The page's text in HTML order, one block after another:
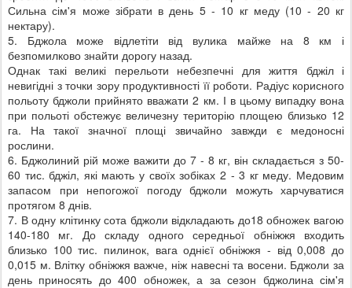
Сильна сім'я може зібрати в день 5 - 10 кг меду (10 - 20 кг
нектару).
5. Бджола може відлетіти від вулика майже на 8 км і
безпомилково знайти дорогу назад.
Однак такі великі перельоти небезпечні для життя бджіл і
невигідні з точки зору продуктивності її роботи. Радіус корисного
польоту бджоли прийнято вважати 2 км. І в цьому випадку вона
при польоті обстежує величезну територію площею близько 12
га. На такої значної площі звичайно завжди є медоносні
рослини.
6. Бджолиний рій може важити до 7 - 8 кг, він складається з 50-
60 тис. бджіл, які мають у своїх зобіках 2 - 3 кг меду. Медовим
запасом при непогожої погоду бджоли можуть харчуватися
протягом 8 днів.
7. В одну клітинку сота бджоли відкладають до18 обножек вагою
140-180 мг. До складу одного середньої обніжжя входить
близько 100 тис. пилинок, вага однієї обніжжя - від 0,008 до
0,015 м. Влітку обніжжя важче, ніж навесні та восени. Бджоли за
день приносять до 400 обножек, а за сезон бджолина сім'я